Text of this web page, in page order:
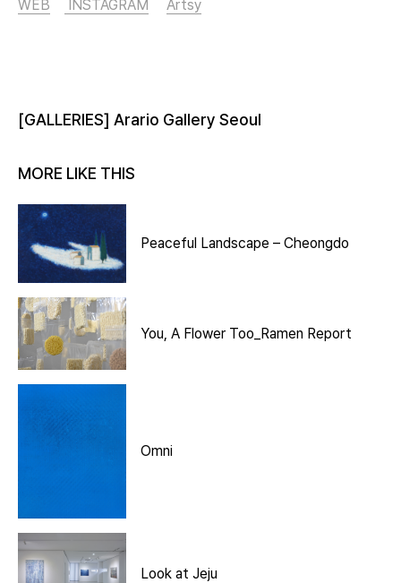
WEB INSTAGRAM Artsy
[GALLERIES] Arario Gallery Seoul
MORE LIKE THIS
Peaceful Landscape – Cheongdo
You, A Flower Too_Ramen Report
Omni
Look at Jeju